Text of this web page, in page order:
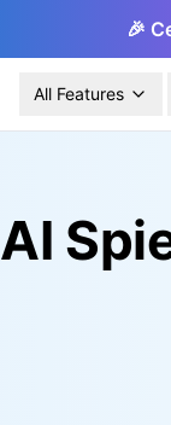
🎉
All Features
AI